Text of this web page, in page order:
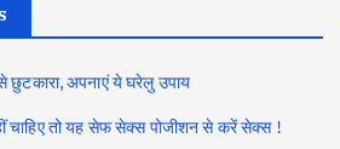
i
n
छुटकारा, अपनाएं ये घरेलु उपाय
चाहिए तो यह सेफ सेक्स पोजीशन से करें सेक्स !